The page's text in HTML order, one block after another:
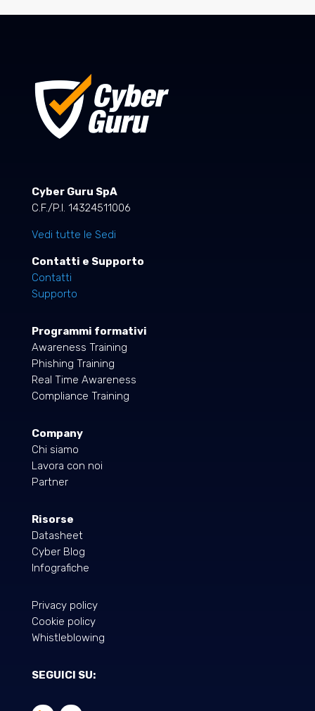
Cyber Guru SpA
C.F./P.I. 14324511006
Vedi tutte le Sedi
Contatti e Supporto
Contatti
Supporto
Programmi formativi
Awareness Training
Phishing Training
Real Time Awareness
Compliance Training
Company
Chi siamo
Lavora con noi
Partner
Risorse
Datasheet
Cyber Blog
Infografiche
Privacy policy
Cookie policy
Whistleblowing
SEGUICI SU: